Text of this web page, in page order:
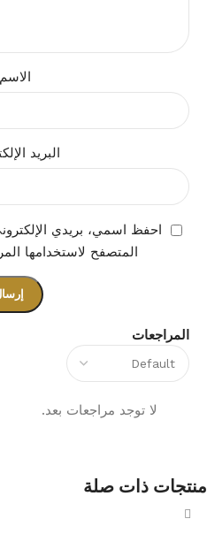
المراجعات
لا توجد مراجعات بعد.
الاسم
البريد
احفظ اسمي، بريدي
المتصفح لاستخدامها
منتجات ذات صلة